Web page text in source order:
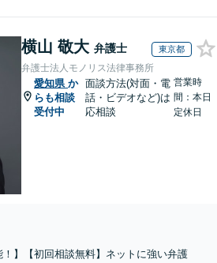
横山 敬大 弁護士 東京都
弁護士法人モノリス法律事務所
愛知県 か
らも相談
受付中
面談方法(対面・電
話・ビデオなど)は
応相談
営業時
間：本日
定休日
！】【初回相談無料】ネットに強い弁護